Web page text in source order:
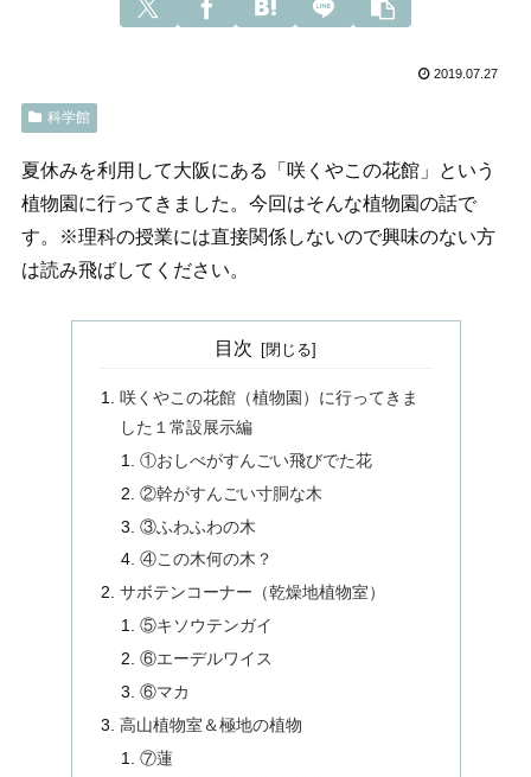
2019.07.27
科学館
夏休みを利用して大阪にある「咲くやこの花館」という
植物園に行ってきました。今回はそんな植物園の話で
す。※理科の授業には直接関係しないので興味のない方
は読み飛ばしてください。
目次
咲くやこの花館（植物園）に行ってきま
した１常設展示編
①おしべがすんごい飛びでた花
②幹がすんごい寸胴な木
③ふわふわの木
④この木何の木？
サボテンコーナー（乾燥地植物室）
⑤キソウテンガイ
⑥エーデルワイス
⑥マカ
高山植物室＆極地の植物
⑦蓮